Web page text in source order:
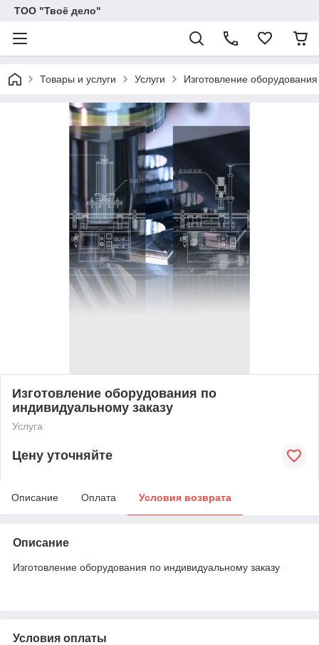
ТОО "Твоё дело"
Товары и услуги Услуги Изготовление
Изготовление оборудования по
индивидуальному заказу
Услуга
Цену уточняйте
Описание Оплата Условия возврата
Описание
Изготовление оборудования по индивидуальному заказу
Условия оплаты